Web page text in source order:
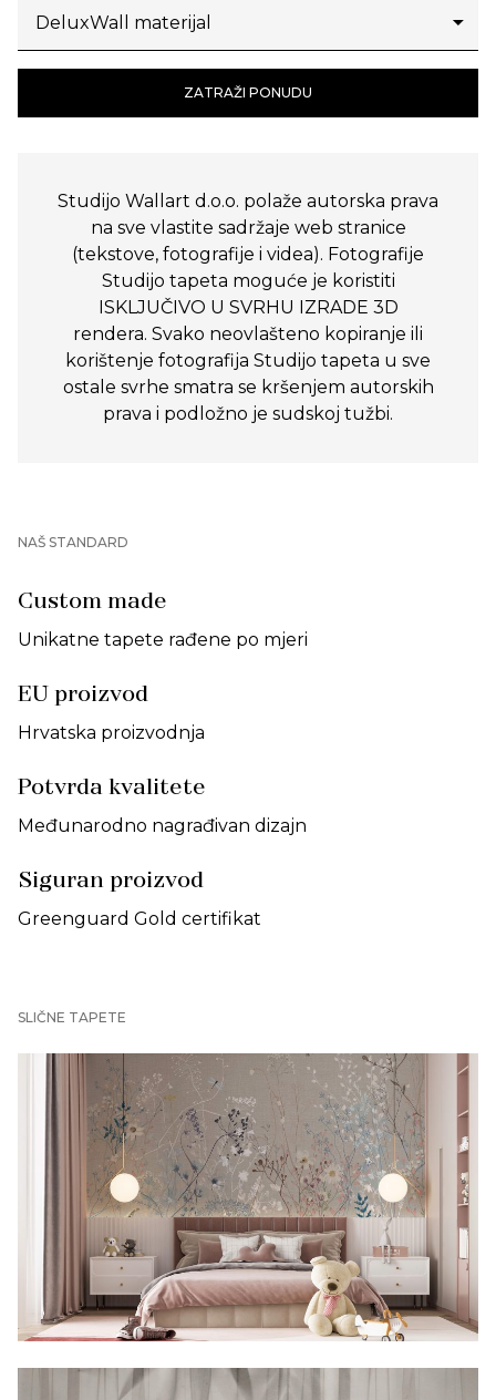
ZATRAŽI PONUDU
Studijo Wallart d.o.o. polaže autorska prava
na sve vlastite sadržaje web stranice
(tekstove, fotografije i videa). Fotografije
Studijo tapeta moguće je koristiti
ISKLJUČIVO U SVRHU IZRADE 3D
rendera. Svako neovlašteno kopiranje ili
korištenje fotografija Studijo tapeta u sve
ostale svrhe smatra se kršenjem autorskih
prava i podložno je sudskoj tužbi.
NAŠ STANDARD
Custom made
Unikatne tapete rađene po mjeri
EU proizvod
Hrvatska proizvodnja
Potvrda kvalitete
Međunarodno nagrađivan dizajn
Siguran proizvod
Greenguard Gold certifikat
SLIČNE TAPETE